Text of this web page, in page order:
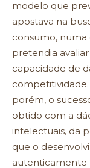
modelo que
apostava na
consumo, numa
pretendia
capacidade de
porém, o
obtido com a
intelectuais, da
que o
autenticamente